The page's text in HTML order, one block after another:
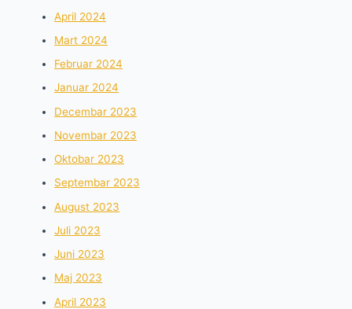
April 2024
Mart 2024
Februar 2024
Januar 2024
Decembar 2023
Novembar 2023
Oktobar 2023
Septembar 2023
August 2023
Juli 2023
Juni 2023
Maj 2023
April 2023